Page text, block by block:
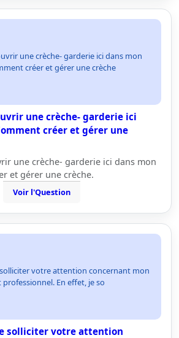
une crèche- garderie ici dans mon
créer et gérer une crèche
une crèche- garderie ici
créer et gérer une
une crèche- garderie ici dans mon
et gérer une crèche.
Voir l'Question
votre attention concernant mon
professionnel. En effet, je so
solliciter votre attention